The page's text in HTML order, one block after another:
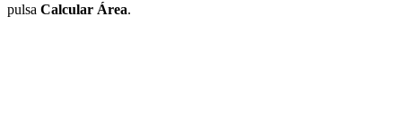
pulsa Calcular Área.